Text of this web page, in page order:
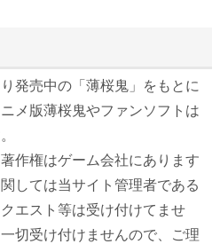
発売中の「薄桜鬼」をもとに
メ版薄桜鬼やファンソフトは
作権はゲーム会社にあります
しては当サイト管理者である
エスト等は受け付けてませ
切受け付けませんので、ご理